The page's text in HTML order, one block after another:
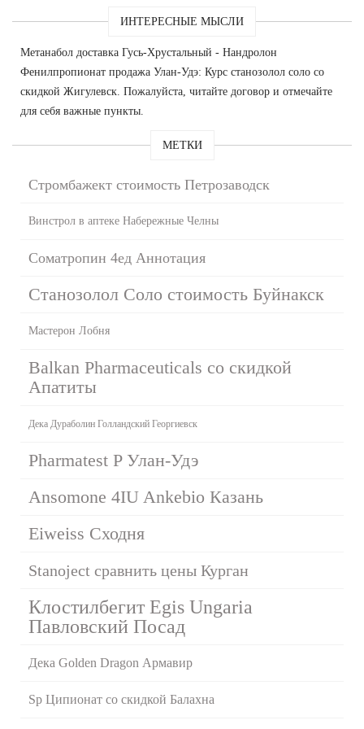
ИНТЕРЕСНЫЕ МЫСЛИ
Метанабол доставка Гусь-Хрустальный - Нандролон
Фенилпропионат продажа Улан-Удэ: Курс станозолол соло со
скидкой Жигулевск. Пожалуйста, читайте договор и отмечайте
для себя важные пункты.
МЕТКИ
Стромбажект стоимость Петрозаводск
Винстрол в аптеке Набережные Челны
Cоматропин 4ед Аннотация
Станозолол Соло стоимость Буйнакск
Мастерон Лобня
Balkan Pharmaceuticals со скидкой
Апатиты
Дека Дураболин Голландский Георгиевск
Pharmatest P Улан-Удэ
Ansomone 4IU Ankebio Казань
Eiweiss Сходня
Stanoject сравнить цены Курган
Клостилбегит Egis Ungaria
Павловский Посад
Дека Golden Dragon Армавир
Sp Ципионат со скидкой Балахна